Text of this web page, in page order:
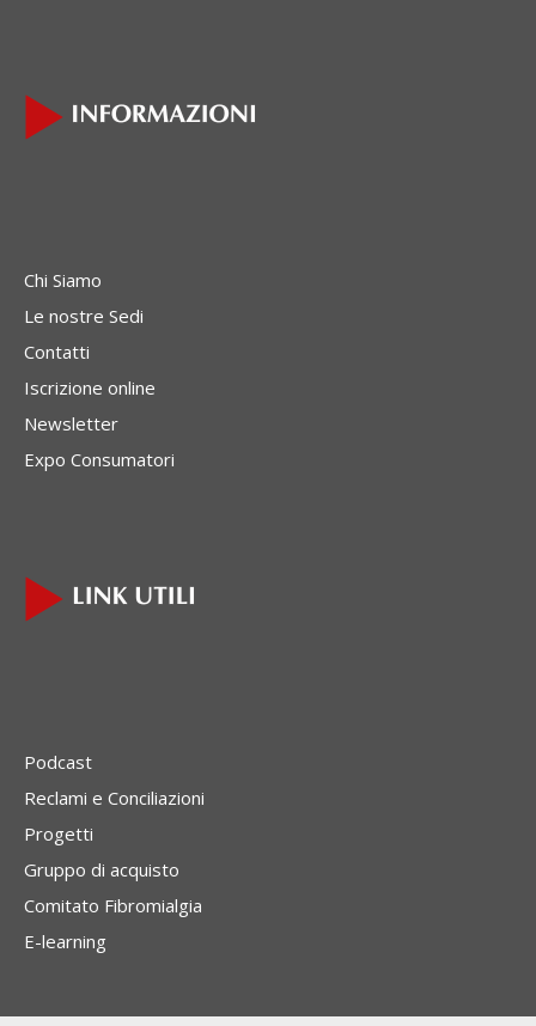
Chi Siamo
Le nostre Sedi
Contatti
Iscrizione online
Newsletter
Expo Consumatori
Podcast
Reclami e Conciliazioni
Progetti
Gruppo di acquisto
Comitato Fibromialgia
E-learning